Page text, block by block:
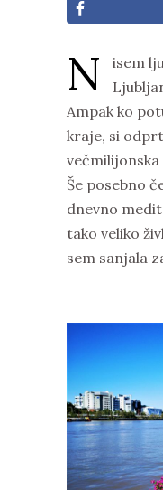
N
isem
Ampak ko
kraje, si
Še posebno
dnevno
tako veliko
sem sanjala